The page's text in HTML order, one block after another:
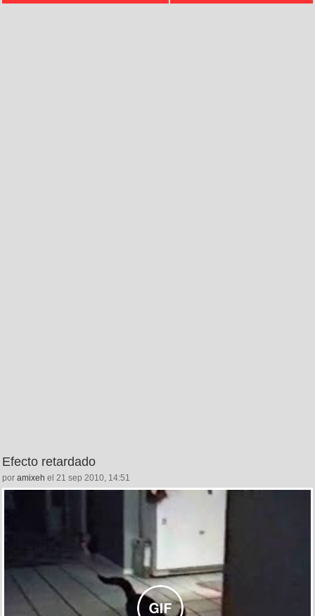
Efecto retardado
por amixeh el 21 sep 2010, 14:51